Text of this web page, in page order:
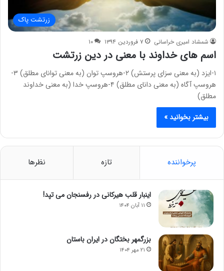
زرتشت پاک
شمشاد امیری خراسانی ۷ فروردین ۱۳۹۴ ۱۰
اسم های خداوند با معنی در دین زرتشت
۱-ایزد (به معنی سزای پرستش) ۲-هروسپ توان (به معنی توانای مطلق) ۳-
هروسپ آگاه (به معنی دانای مطلق) ۴-هروسپ خدا (به معنی خداوند
مطلق)
بیشتر بخوانید »
پرخواننده تازه نظرها
اینبار قلب هیرکانی در رفسنجان می تپد!
۱۱ آبان ۱۴۰۴
بزرگمهر بختگان در ایران باستان
۲۱ مهر ۱۴۰۴